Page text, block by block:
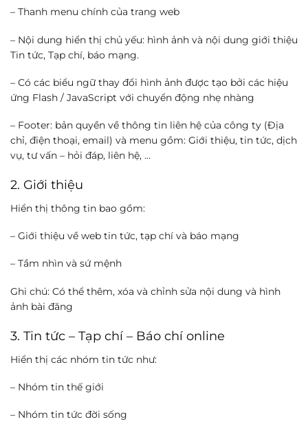
– Thanh menu chính của trang web
– Nội dung hiển thị chủ yếu: hình ảnh và nội dung giới thiệu
Tin tức, Tạp chí, báo mạng.
– Có các biểu ngữ thay đổi hình ảnh được tạo bởi các hiệu
ứng Flash / JavaScript với chuyển động nhẹ nhàng
– Footer: bản quyền về thông tin liên hệ của công ty (Địa
chỉ, điện thoại, email) và menu gồm: Giới thiệu, tin tức, dịch
vụ, tư vấn – hỏi đáp, liên hệ, …
2. Giới thiệu
Hiển thị thông tin bao gồm:
– Giới thiệu về web tin tức, tạp chí và báo mạng
– Tầm nhìn và sứ mệnh
Ghi chú: Có thể thêm, xóa và chỉnh sửa nội dung và hình
ảnh bài đăng
3. Tin tức – Tạp chí – Báo chí online
Hiển thị các nhóm tin tức như:
– Nhóm tin thế giới
– Nhóm tin tức đời sống